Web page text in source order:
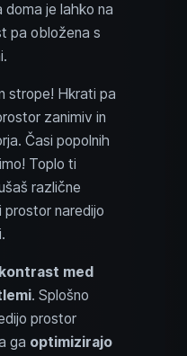
doma je lahko na
pa obložena s
strope! Hkrati pa
zanimiv in
Časi popolnih
Toplo ti
različne
prostor naredijo
kontrast med
. Splošno
prostor
ga optimizirajo